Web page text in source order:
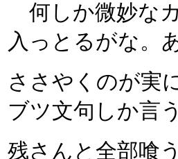
何しか微妙な
入っとるがな。
ささやくのが実
ブツ文句しか言
残さんと全部喰